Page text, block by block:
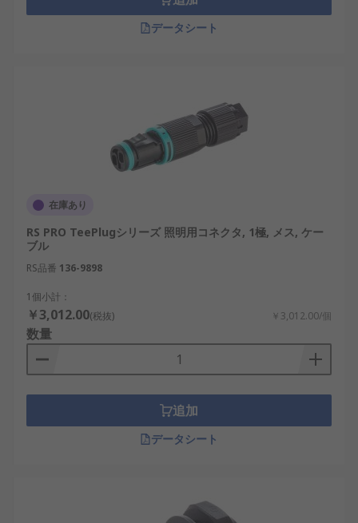
高電圧対応照明用コネクタ：400Vや500Vクラ
スの設備照明に対応します。
制御信号対応ライティングコネクタ
制御信号を同時に扱える構造です。
照明用コネクタの利点
照明用コネクタは、施工性、安全性、運用効率の面
伴い、その重要性は高まっています。
施工の効率化：配線作業を簡略化できます。
例として、オフィス照明や商業施設の改修工
事があります。
安全性の向上：誤配線や感電リスクを低減し
ます。例として、工場内照明や公共施設の設
備があります。
保守性の向上：器具交換や点検が容易になり
ます。例として、物流施設や倉庫照明があり
業ロボット周辺照明や自動化設備がありま
データシート
在庫あり
RS PRO TeePlugシリーズ 照明用コネクタ, 1極, メス, ケー
ブル
RS品番 136-9898
1個小計：
￥3,012.00(税抜) ￥3,012.00/個
数量
追加
データシート